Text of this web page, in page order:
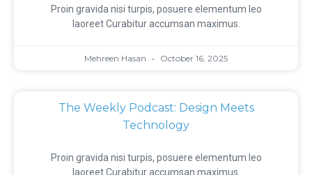
Proin gravida nisi turpis, posuere elementum leo
laoreet Curabitur accumsan maximus.
Mehreen Hasan October 16, 2025
The Weekly Podcast: Design Meets
Technology
Proin gravida nisi turpis, posuere elementum leo
laoreet Curabitur accumsan maximus.